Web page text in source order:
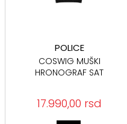
POLICE
COSWIG MUŠKI
HRONOGRAF SAT
17.990,00 rsd